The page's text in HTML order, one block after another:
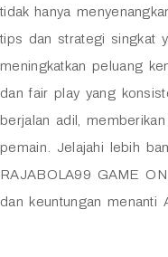
tidak hanya
tips dan strategi singkat
meningkatkan peluang
dan fair play yang
berjalan adil,
pemain. Jelajahi lebih
RAJABOLA99 GAME
dan keuntungan menanti